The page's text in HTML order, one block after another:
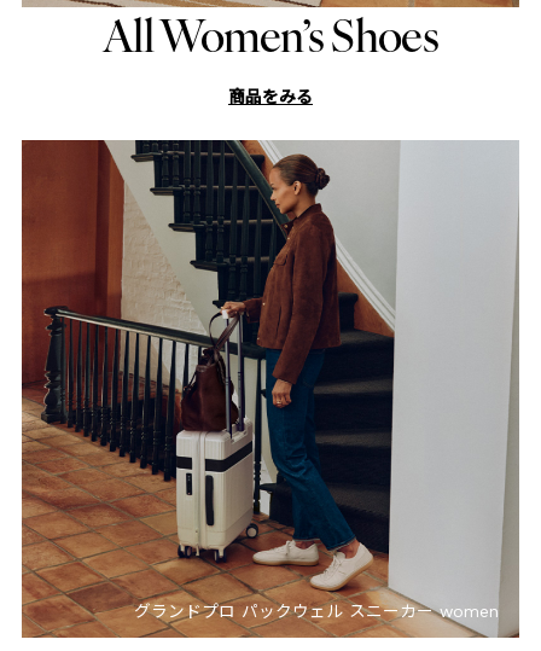
All Women’s Shoes
商品をみる
グランドプロ パックウェル スニーカー women